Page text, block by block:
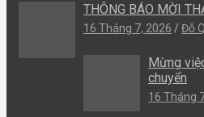
THÔNG BÁO MỜI
16 Tháng 7, 2026 Đỗ
Mừng
chuyển
16 Tháng